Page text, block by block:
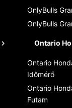
OnlyBulls
OnlyBulls
Ontario
Ontario
Időmérő
Ontario
Futam